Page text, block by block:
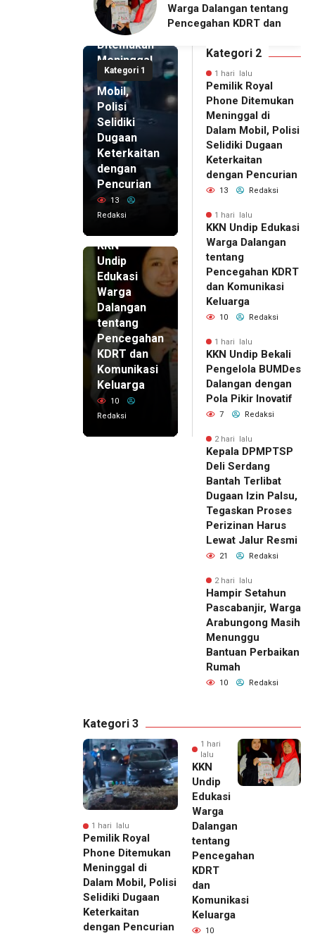
Pengelola BUMDes
Dalangan dengan Pola
Kategori 1
Royal
Phone
Ditemukan
Meninggal
di Dalam
Mobil,
Polisi
Selidiki
Dugaan
Keterkaitan
dengan
Pencurian
13
Redaksi
KKN
Undip
Edukasi
Warga
Dalangan
tentang
Pencegahan
KDRT dan
Komunikasi
Keluarga
10
Redaksi
Kategori 2
1 hari lalu
Pemilik Royal
Phone Ditemukan
Meninggal di
Dalam Mobil, Polisi
Selidiki Dugaan
Keterkaitan
dengan Pencurian
13 Redaksi
1 hari lalu
KKN Undip Edukasi
Warga Dalangan
tentang
Pencegahan KDRT
dan Komunikasi
Keluarga
10 Redaksi
1 hari lalu
KKN Undip Bekali
Pengelola BUMDes
Dalangan dengan
Pola Pikir Inovatif
7 Redaksi
2 hari lalu
Kepala DPMPTSP
Deli Serdang
Bantah Terlibat
Dugaan Izin Palsu,
Tegaskan Proses
Perizinan Harus
Lewat Jalur Resmi
21 Redaksi
2 hari lalu
Hampir Setahun
Pascabanjir, Warga
Arabungong Masih
Menunggu
Bantuan Perbaikan
Rumah
10 Redaksi
Kategori 3
1 hari lalu
Pemilik Royal
Phone Ditemukan
Meninggal di
Dalam Mobil, Polisi
Selidiki Dugaan
Keterkaitan
dengan Pencurian
1 hari
lalu
KKN
Undip
Edukasi
Warga
Dalangan
tentang
Pencegahan
KDRT
dan
Komunikasi
Keluarga
10